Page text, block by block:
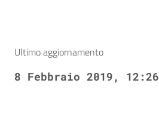
Ultimo aggiornamento
8 Febbraio 2019, 12:26